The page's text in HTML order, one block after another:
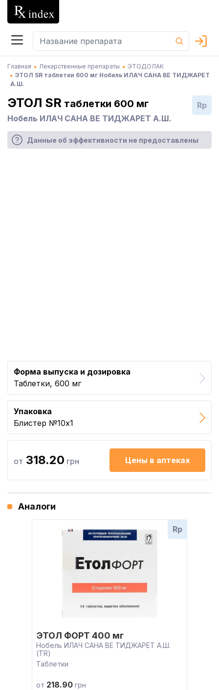
Главная Лекарственные препараты
ЭТОДОЛАК
ЭТОЛ SR таблетки 600 мг Нобель ИЛАЧ САНА ВЕ ТИДЖАРЕТ
А.Ш.
ЭТОЛ SR таблетки 600 мг
Нобель ИЛАЧ САНА ВЕ ТИДЖАРЕТ А.Ш.
Rp
Данные об эффективности не предоставлены
Форма выпуска и дозировка
Таблетки, 600 мг
Упаковка
Блистер №10x1
от 318.20 грн Цены в аптеках
Аналоги
Rp
ЭТОЛ ФОРТ 400 мг
Нобель ИЛАЧ САНА ВЕ ТИДЖАРЕТ А.Ш.
(TR)
Таблетки
от 218.90 грн